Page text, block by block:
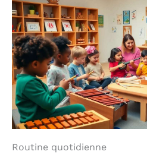
Routine quotidienne